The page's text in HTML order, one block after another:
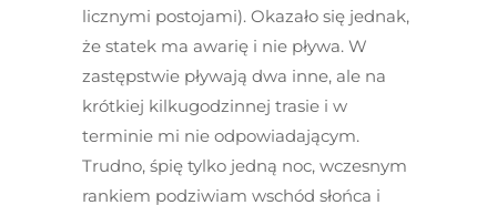
licznymi postojami). Okazało się jednak,
że statek ma awarię i nie pływa. W
zastępstwie pływają dwa inne, ale na
krótkiej kilkugodzinnej trasie i w
terminie mi nie odpowiadającym.
Trudno, śpię tylko jedną noc, wczesnym
rankiem podziwiam wschód słońca i